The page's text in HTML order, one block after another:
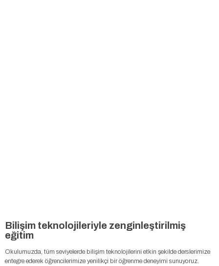
Bilişim teknolojileriyle zenginleştirilmiş
eğitim
Okulumuzda, tüm seviyelerde bilişim teknolojilerini etkin şekilde derslerimize
entegre ederek öğrencilerimize yenilikçi bir öğrenme deneyimi sunuyoruz.